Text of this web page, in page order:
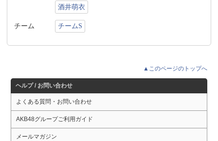
酒井萌衣
チーム チームS
▲このページのトップへ
ヘルプ / お問い合わせ
よくある質問・お問い合わせ
AKB48グループご利用ガイド
メールマガジン